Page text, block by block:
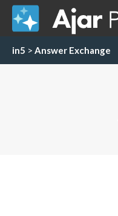
in5 > Answer Exchange